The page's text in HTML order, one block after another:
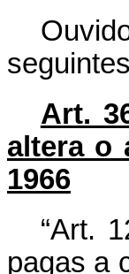
Art.
altera o
1966
“Art.
pagas a